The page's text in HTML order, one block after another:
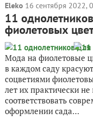
Eleko 16 сентября 2022,
11
фиолетовых
Мода на фиолетовые
в каждом саду
соцветиями
лет их практически
соответствовать
оформлении сада...